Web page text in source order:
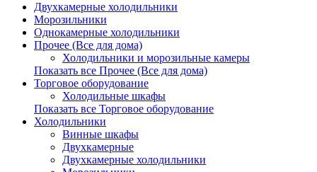
Двухкамерные холодильники
Морозильники
Однокамерные холодильники
Прочее (Все для дома)
Холодильники и морозильные камеры
Показать все Прочее (Все для дома)
Торговое оборудование
Холодильные шкафы
Показать все Торговое оборудование
Холодильники
Винные шкафы
Двухкамерные
Двухкамерные холодильники